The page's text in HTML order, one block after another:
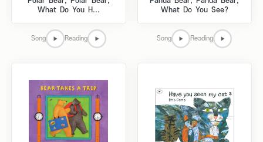
What Do You H...
Song Reading
What Do You See?
Song Reading